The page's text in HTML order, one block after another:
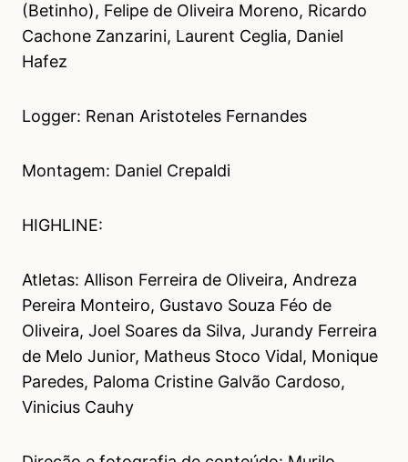
(Betinho), Felipe de Oliveira Moreno, Ricardo
Cachone Zanzarini, Laurent Ceglia, Daniel
Hafez
Logger: Renan Aristoteles Fernandes
Montagem: Daniel Crepaldi
HIGHLINE:
Atletas: Allison Ferreira de Oliveira, Andreza
Pereira Monteiro, Gustavo Souza Féo de
Oliveira, Joel Soares da Silva, Jurandy Ferreira
de Melo Junior, Matheus Stoco Vidal, Monique
Paredes, Paloma Cristine Galvão Cardoso,
Vinicius Cauhy